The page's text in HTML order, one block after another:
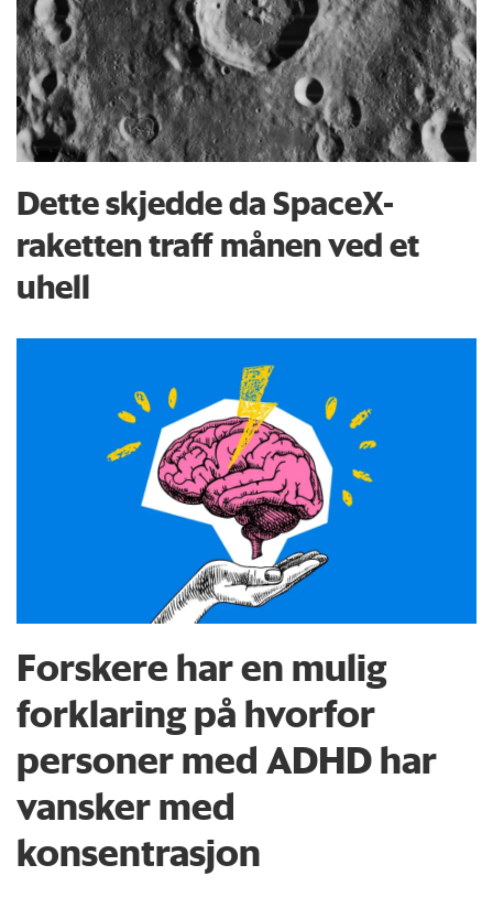
Dette skjedde da SpaceX-
raketten traff månen ved et
uhell
Forskere har en mulig
forklaring på hvorfor
personer med ADHD har
vansker med
konsentrasjon